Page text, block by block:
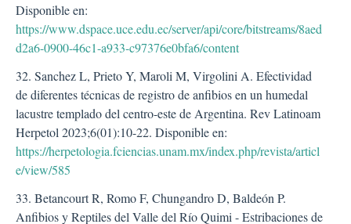
Disponible en:
https://www.dspace.uce.edu.ec/server/api/core/bitstreams/8aed
d2a6-0900-46c1-a933-c97376e0bfa6/content
32. Sanchez L, Prieto Y, Maroli M, Virgolini A. Efectividad
de diferentes técnicas de registro de anfibios en un humedal
lacustre templado del centro-este de Argentina. Rev Latinoam
Herpetol 2023;6(01):10-22. Disponible en:
https://herpetologia.fciencias.unam.mx/index.php/revista/articl
e/view/585
33. Betancourt R, Romo F, Chungandro D, Baldeón P.
Anfibios y Reptiles del Valle del Río Quimi - Estribaciones de